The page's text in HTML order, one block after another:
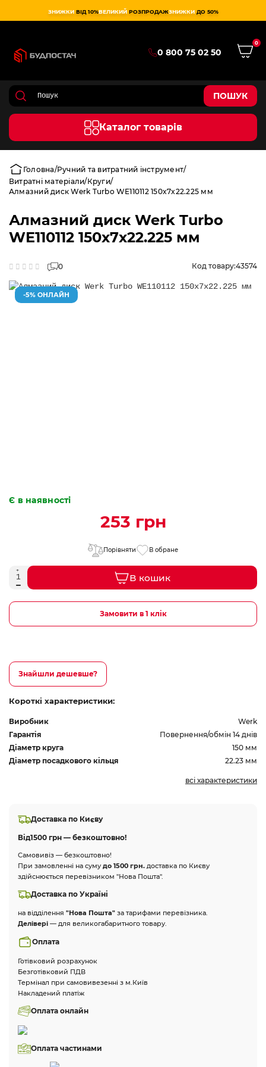
ЗНИЖКИ ВІД 10%ВЕЛИКИЙ РОЗПРОДАЖЗНИЖКИ ДО 50%
0 800 75 02 50
0
ПОШУК
Каталог товарів
Головна Ручний та витратний інструмент
Витратні матеріали Круги
Алмазний диск Werk Turbo WE110112 150x7x22.225 мм
Алмазний диск Werk Turbo
WE110112 150x7x22.225 мм
0 Код товару:43574
-5% ОНЛАЙН
Є в наявності
253 грн
Порівняти В обране
В кошик
Замовити в 1 клік
Знайшли дешевше?
Короткі характеристики:
Виробник
Werk
Гарантія
Повернення/обмін 14 днів
Діаметр круга
150 мм
Діаметр посадкового кільця
22.23 мм
всі характеристики
Доставка по Києву
Від1500 грн — безкоштовно!
Самовивіз — безкоштовно!
При замовленні на суму до 1500 грн. доставка по Києву
здійснюється перевізником "Нова Пошта".
Доставка по Україні
на відділення "Нова Пошта" за тарифами перевізника.
Делівері — для великогабаритного товару.
Оплата
Готівковий розрахунок
Безготівковий ПДВ
Термінал при самовивезенні з м.Київ
Накладений платіж
Оплата онлайн
Оплата частинами